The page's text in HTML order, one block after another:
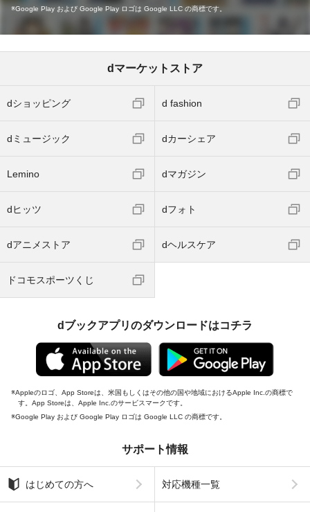
Google Play および Google Play ロゴは Google LLC の商標です。
dマーケットストア
dショッピング d fashion
dミュージック dカーシェア
Lemino dマガジン
dヒッツ dフォト
dアニメストア dヘルスケア
ドコモスポーツくじ
dブックアプリのダウンロードはコチラ
Appleのロゴ、App Storeは、米国もしくはその他の国や地域におけるApple Inc.の商標で
す。App Storeは、Apple Inc.のサービスマークです。
Google Play および Google Play ロゴは Google LLC の商標です。
サポート情報
はじめての方へ 対応機種一覧